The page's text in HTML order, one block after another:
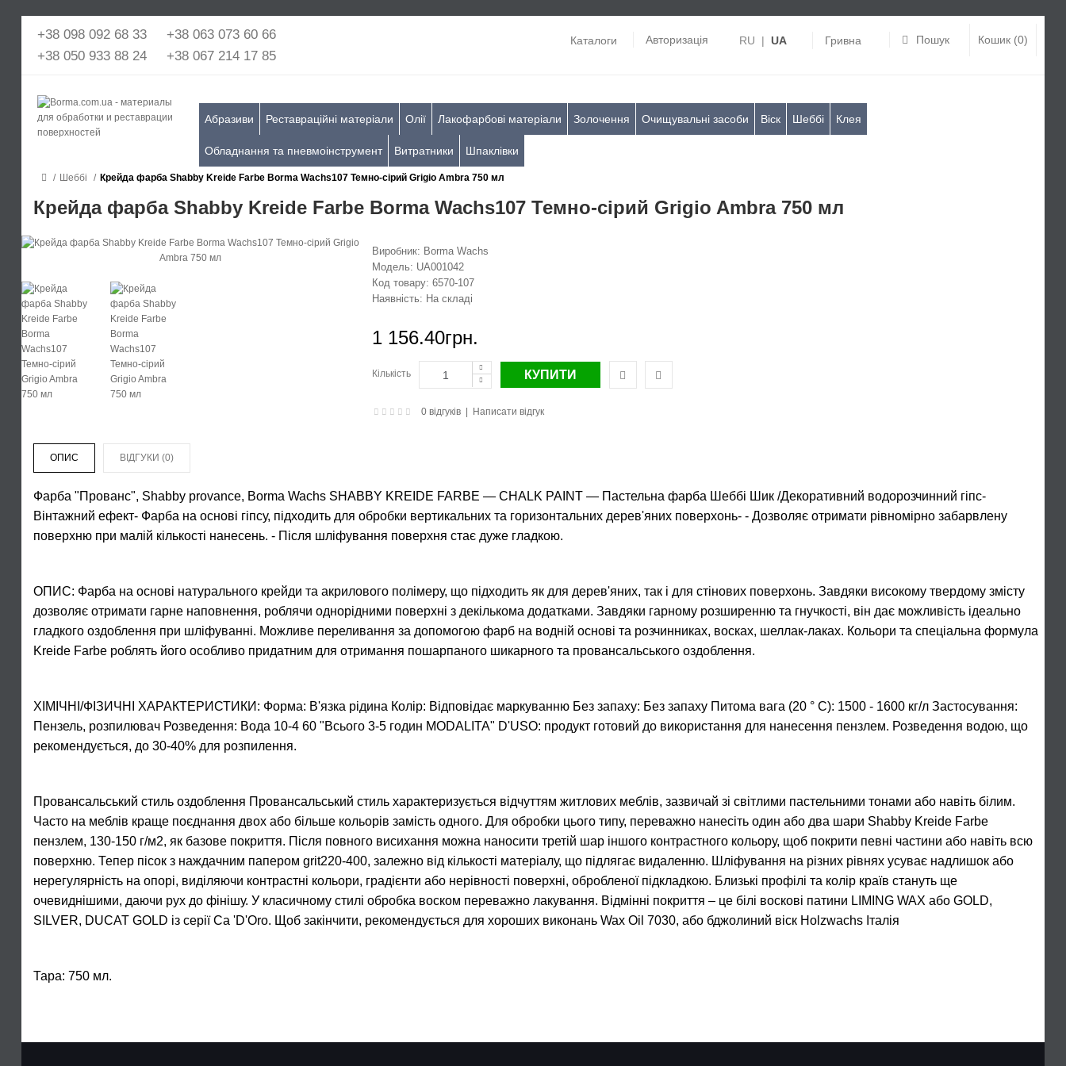
+38 098 092 68 33
+38 063 073 60 66
+38 050 933 88 24
+38 067 214 17 85
Каталоги Авторизація RU | UA Гривна Пошук Кошик (0)
Абразиви Реставраційні матеріали Олії Лакофарбові матеріали Золочення Очищувальні засоби Віск Шеббі Клея
Обладнання та пневмоінструмент Витратники Шпаклівки
Шеббі Крейда фарба Shabby Kreide Farbe Borma Wachs107 Темно-сірий Grigio Ambra 750 мл
Крейда фарба Shabby Kreide Farbe Borma Wachs107 Темно-сірий Grigio Ambra 750 мл
Виробник: Borma Wachs
Модель: UA001042
Код товару: 6570-107
Наявність: На складі
1 156.40грн.
Кількість
0 відгуків| Написати відгук
ОПИС ВІДГУКИ (0)
Фарба "Прованс", Shabby provance, Borma Wachs SHABBY KREIDE FARBE ― CHALK PAINT ― Пастельна фарба Шеббі Шик /Декоративний водорозчинний гіпс-
Вінтажний ефект- Фарба на основі гіпсу, підходить для обробки вертикальних та горизонтальних дерев'яних поверхонь- - Дозволяє отримати рівномірно забарвлену
поверхню при малій кількості нанесень. - Після шліфування поверхня стає дуже гладкою.
ОПИС: Фарба на основі натурального крейди та акрилового полімеру, що підходить як для дерев'яних, так і для стінових поверхонь. Завдяки високому твердому змісту
дозволяє отримати гарне наповнення, роблячи однорідними поверхні з декількома додатками. Завдяки гарному розширенню та гнучкості, він дає можливість ідеально
гладкого оздоблення при шліфуванні. Можливе переливання за допомогою фарб на водній основі та розчинниках, восках, шеллак-лаках. Кольори та спеціальна формула
Kreide Farbe роблять його особливо придатним для отримання пошарпаного шикарного та провансальського оздоблення.
ХІМІЧНІ/ФІЗИЧНІ ХАРАКТЕРИСТИКИ: Форма: В'язка рідина Колір: Відповідає маркуванню Без запаху: Без запаху Питома вага (20 ° C): 1500 - 1600 кг/л Застосування:
Пензель, розпилювач Розведення: Вода 10-4 60 "Всього 3-5 годин MODALITA" D'USO: продукт готовий до використання для нанесення пензлем. Розведення водою, що
рекомендується, до 30-40% для розпилення.
Провансальський стиль оздоблення Провансальський стиль характеризується відчуттям житлових меблів, зазвичай зі світлими пастельними тонами або навіть білим.
Часто на меблів краще поєднання двох або більше кольорів замість одного. Для обробки цього типу, переважно нанесіть один або два шари Shabby Kreide Farbe
пензлем, 130-150 г/м2, як базове покриття. Після повного висихання можна наносити третій шар іншого контрастного кольору, щоб покрити певні частини або навіть всю
поверхню. Тепер пісок з наждачним папером grit220-400, залежно від кількості матеріалу, що підлягає видаленню. Шліфування на різних рівнях усуває надлишок або
нерегулярність на опорі, виділяючи контрастні кольори, градієнти або нерівності поверхні, обробленої підкладкою. Близькі профілі та колір країв стануть ще
очевиднішими, даючи рух до фінішу. У класичному стилі обробка воском переважно лакування. Відмінні покриття – це білі воскові патини LIMING WAX або GOLD,
SILVER, DUCAT GOLD із серії Ca 'D'Oro. Щоб закінчити, рекомендується для хороших виконань Wax Oil 7030, або бджолиний віск Holzwachs Італія
Тара: 750 мл.